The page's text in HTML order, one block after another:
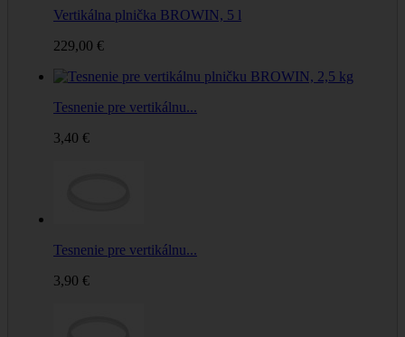
Vertikálna plnička BROWIN, 5 l
229,00 €
Tesnenie pre vertikálnu...
3,40 €
Tesnenie pre vertikálnu...
3,90 €